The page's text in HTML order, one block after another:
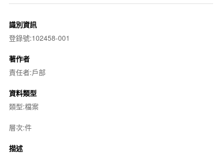
識別資訊
登錄號:102458-001
著作者
責任者:戶部
資料類型
類型:檔案
層次:件
描述